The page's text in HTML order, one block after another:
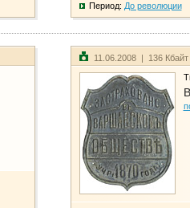
Период: До революции
11.06.2008 | 136